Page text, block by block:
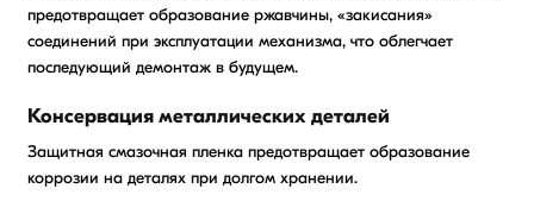
предотвращает образование ржавчины, «закисания»
соединений при эксплуатации механизма, что облегчает
последующий демонтаж в будущем.
Консервация металлических деталей
Защитная смазочная пленка предотвращает образование
коррозии на деталях при долгом хранении.